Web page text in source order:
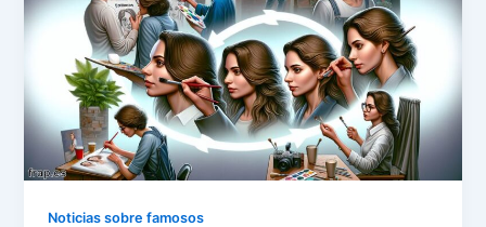
Noticias sobre famosos